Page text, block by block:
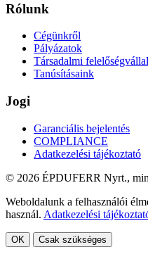
Rólunk
Cégünkről
Pályázatok
Társadalmi
Tanúsításaink
Jogi
Garanciális bejelentés
COMPLIANCE
Adatkezelési tájékoztató
© 2026 ÉPDUFERR Nyrt.,
Weboldalunk a felhasználói
használ. Adatkezelési
OK Csak szükséges